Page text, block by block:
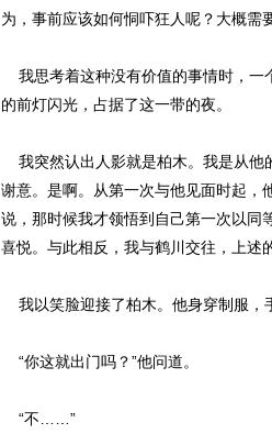
为，事前应该如何恫吓狂人呢？大概
我思考着这种没有价值的事情时，一
的前灯闪光，占据了这一带的夜。
我突然认出人影就是柏木。我是从他
谢意。是啊。从第一次与他见面时起，
说，那时候我才领悟到自己第一次以同
喜悦。与此相反，我与鹤川交往，上述
我以笑脸迎接了柏木。他身穿制服，
“你这就出门吗？”他问道。
“不……”